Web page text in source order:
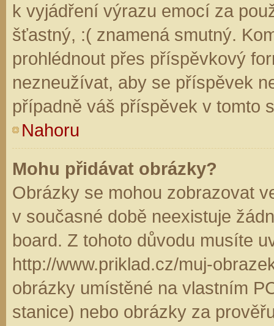
k vyjádření výrazu emocí za
šťastný, :( znamená smutný.
prohlédnout přes příspěvkový
nezneužívat, aby se příspěvek
případně váš příspěvek v tomto
Nahoru
Mohu přidávat obrázky?
Obrázky se mohou zobrazovat
v současné době neexistuje
board. Z tohoto důvodu musíte
http://www.priklad.cz/muj-
obrázky umístěné na vlastním
stanice) nebo obrázky za